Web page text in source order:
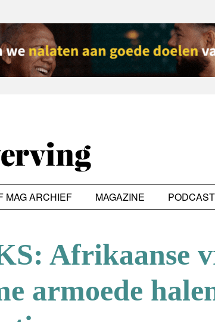
MAG ARCHIEF MAGAZINE
Afrikaanse
armoede